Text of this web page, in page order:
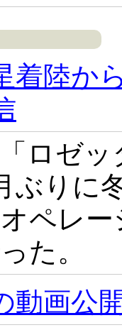
着陸
ロゼ
ぶりに
ペレ
た。
動画公